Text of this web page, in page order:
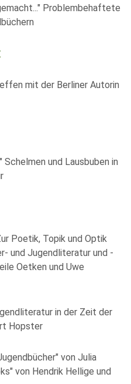
Problembehaftete
mit der Berliner Autorin
und Lausbuben in
Poetik, Topik und Optik
und Jugendliteratur und -
Oetken und Uwe
in der Zeit der
Hopster
von Julia
von Hendrik Hellige und